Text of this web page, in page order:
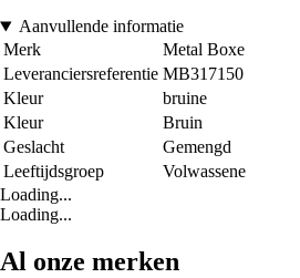
Aanvullende informatie
Merk
Metal Boxe
Leveranciersreferentie MB317150
Kleur
bruine
Kleur
Bruin
Geslacht
Gemengd
Leeftijdsgroep
Volwassene
Loading...
Loading...
Al onze merken